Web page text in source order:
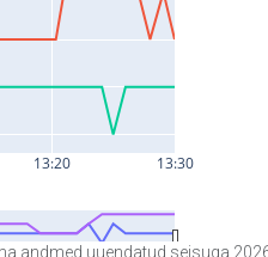
andmed uuendatud seisuga